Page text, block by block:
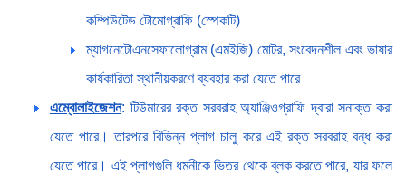
কম্পিউটেড টোমোগ্রাফি (স্পেকটি)
ম্যাগনেটোএনসেফালোগ্রাম (এমইজি) মোটর, সংবেদনশীল এবং ভাষার
কার্যকারিতা স্থানীয়করণে ব্যবহার করা যেতে পারে
এম্বোলাইজেশন: টিউমারের রক্ত সরবরাহ অ্যাঞ্জিওগ্রাফি দ্বারা সনাক্ত করা
যেতে পারে। তারপরে বিভিন্ন প্লাগ চালু করে এই রক্ত সরবরাহ বন্ধ করা
যেতে পারে। এই প্লাগগুলি ধমনীকে ভিতর থেকে ব্লক করতে পারে, যার ফলে